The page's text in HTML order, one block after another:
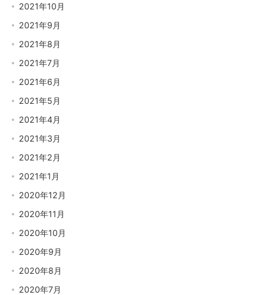
2021年10月
2021年9月
2021年8月
2021年7月
2021年6月
2021年5月
2021年4月
2021年3月
2021年2月
2021年1月
2020年12月
2020年11月
2020年10月
2020年9月
2020年8月
2020年7月